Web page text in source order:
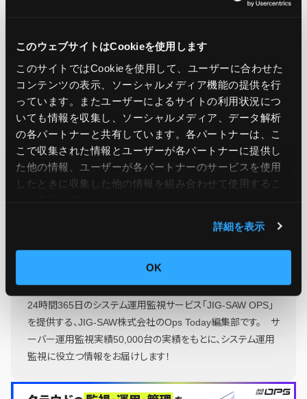
このウェブサイトはCookieを使用します
このサイトではCookieを使用して、ユーザーに合わせた
コンテンツの表示、ソーシャルメディア機能の提供を行
っています。またユーザーによるサイトの利用状況につ
いても情報を収集し、ソーシャルメディア、データ解析
の各パートナーと共有しています。各パートナーは、こ
こで収集された情報とユーザーが各パートナーに提供し
た他の情報、ユーザーが各パートナーのサービスを使用
したときに収集した他の情報を組み合わせて使用​​するこ
詳細を表示
OK
location in Lisbon, Portugal
この記事をシェア
24時間365日のシステム運用監視サービス「JIG-SAW OPS」
を提供する、JIG-SAW株式会社のOps Today編集部です。 サ
ーバー運用監視実績50,000台の実績をもとに、システム運用
監視に役立つ情報をお届けします！